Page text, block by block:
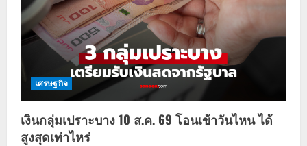
เศรษฐกิจ
เงินกลุ่มเปราะบาง 10 ส.ค. 69 โอนเข้าวันไหน ได้
สูงสุดเท่าไหร่